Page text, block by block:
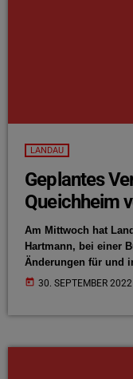
LANDAU
Geplantes
Queichheim
Am Mittwoch hat
Hartmann, bei einer
Änderungen für und
Planungen, Lukas
today 30. SEPTEMBER 2022